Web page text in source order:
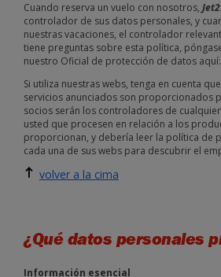
Cuando reserva un vuelo con nosotros,
controlador de sus datos personales, y
nuestras vacaciones, el controlador
tiene preguntas sobre esta política,
nuestro Oficial de protección de datos aquí:
Si utiliza nuestras webs, tenga en cuenta
servicios anunciados son proporcionados
socios serán los controladores de
usted que procesen en relación a los
proporcionan, y debería leer la política de
cada una de sus webs para descubrir el
volver a la cima
¿Qué datos personales
Información esencial